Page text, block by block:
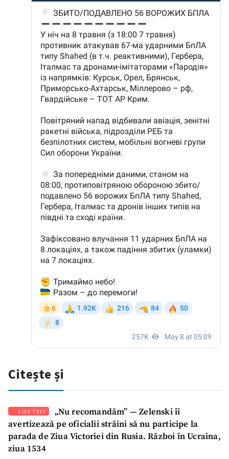
Citește și
LIVE TEXT
„Nu recomandăm” — Zelenski îi
avertizează pe oficialii străini să nu participe la
parada de Ziua Victoriei din Rusia. Război în Ucraina,
ziua 1534